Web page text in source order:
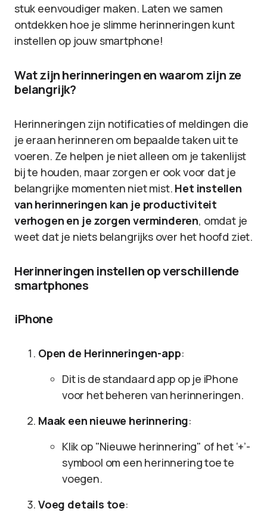
stuk eenvoudiger maken. Laten we samen
ontdekken hoe je slimme herinneringen kunt
instellen op jouw smartphone!
Wat zijn herinneringen en waarom zijn ze
belangrijk?
Herinneringen zijn notificaties of meldingen die
je eraan herinneren om bepaalde taken uit te
voeren. Ze helpen je niet alleen om je takenlijst
bij te houden, maar zorgen er ook voor dat je
belangrijke momenten niet mist. Het instellen
van herinneringen kan je productiviteit
verhogen en je zorgen verminderen, omdat je
weet dat je niets belangrijks over het hoofd ziet.
Herinneringen instellen op verschillende
smartphones
iPhone
Open de Herinneringen-app:
Dit is de standaard app op je iPhone
voor het beheren van herinneringen.
Maak een nieuwe herinnering:
Klik op "Nieuwe herinnering" of het ‘+’-
symbool om een herinnering toe te
voegen.
Voeg details toe: